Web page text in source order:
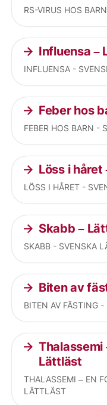
RS-VIRUS HOS
Influensa –
INFLUENSA -
Feber hos
FEBER HOS BARN -
Löss i
LÖSS I HÅRET -
Skabb –
SKABB - SVENSKA
Biten av
BITEN AV FÄSTING
Thalassemi
Lättläst
THALASSEMI – EN
LÄTTLÄST